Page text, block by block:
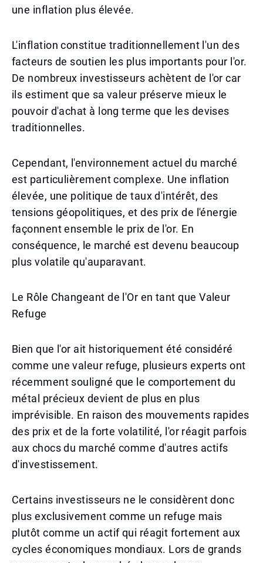
une inflation plus élevée.
L'inflation constitue traditionnellement l'un des
facteurs de soutien les plus importants pour l'or.
De nombreux investisseurs achètent de l'or car
ils estiment que sa valeur préserve mieux le
pouvoir d'achat à long terme que les devises
traditionnelles.
Cependant, l'environnement actuel du marché
est particulièrement complexe. Une inflation
élevée, une politique de taux d'intérêt, des
tensions géopolitiques, et des prix de l'énergie
façonnent ensemble le prix de l'or. En
conséquence, le marché est devenu beaucoup
plus volatile qu'auparavant.
Le Rôle Changeant de l'Or en tant que Valeur
Refuge
Bien que l'or ait historiquement été considéré
comme une valeur refuge, plusieurs experts ont
récemment souligné que le comportement du
métal précieux devient de plus en plus
imprévisible. En raison des mouvements rapides
des prix et de la forte volatilité, l'or réagit parfois
aux chocs du marché comme d'autres actifs
d'investissement.
Certains investisseurs ne le considèrent donc
plus exclusivement comme un refuge mais
plutôt comme un actif qui réagit fortement aux
cycles économiques mondiaux. Lors de grands